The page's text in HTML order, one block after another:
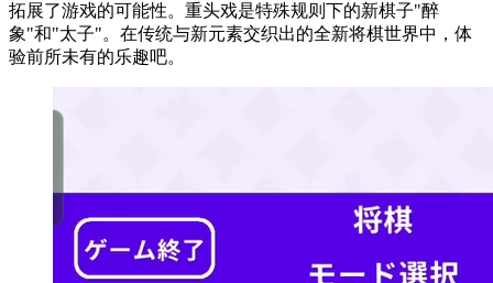
拓展了游戏的可能性。重头戏是特殊规则下的新棋子"醉
象"和"太子"。在传统与新元素交织出的全新将棋世界中，体
验前所未有的乐趣吧。